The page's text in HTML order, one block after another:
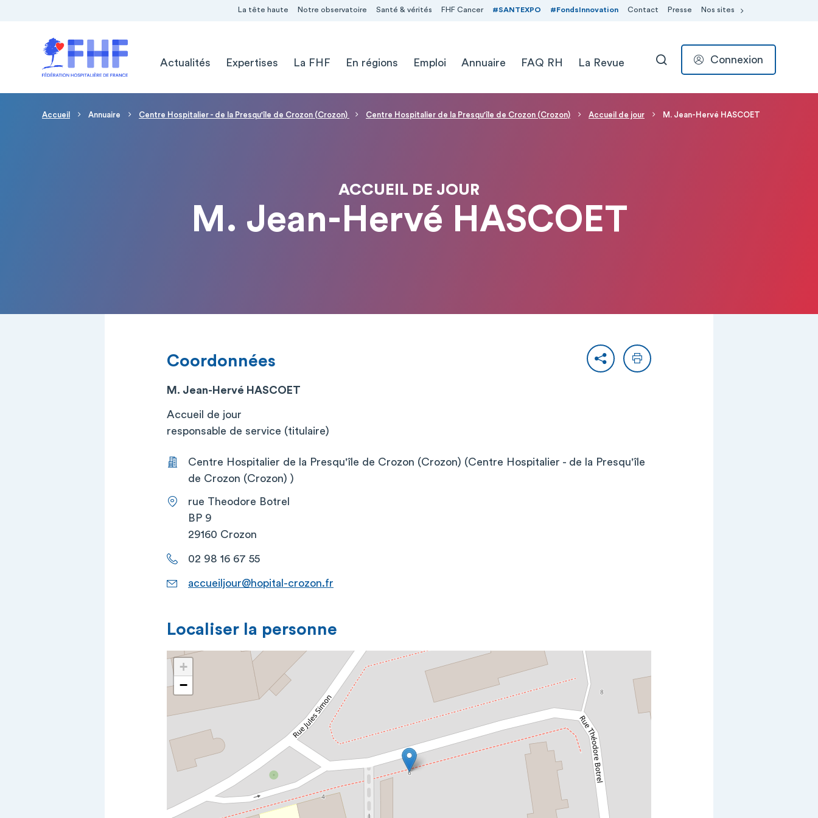
La tête haute Notre observatoire Santé & vérités FHF Cancer #SANTEXPO #FondsInnovation Contact Presse Nos sites
Actualités
Expertises La FHF En régions Emploi Annuaire FAQ RH La Revue RECHERCHER
Connexion
Fil d'Ariane
Accueil Annuaire Centre Hospitalier - de la Presqu'île de Crozon (Crozon) Centre Hospitalier de la Presqu'île de Crozon (Crozon) Accueil de jour M. Jean-Hervé HASCOET
ACCUEIL DE JOUR
M. Jean-Hervé HASCOET
PartagerImprimer
Coordonnées
M. Jean-Hervé HASCOET
Accueil de jour
responsable de service (titulaire)
Centre Hospitalier de la Presqu'île de Crozon (Crozon) (Centre Hospitalier - de la Presqu'île
de Crozon (Crozon) )
rue Theodore Botrel
BP 9
29160 Crozon
02 98 16 67 55
accueiljour@hopital-crozon.fr
Localiser la personne
+
−